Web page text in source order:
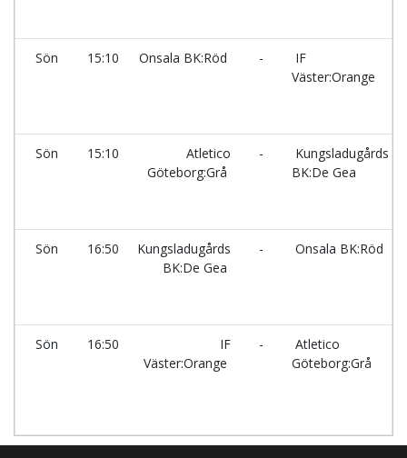
Sön 15:10 Onsala BK:Röd -
IF
Väster:Orange
Sön 15:10
Atletico
Göteborg:Grå
-
Kungsladugårds
BK:De Gea
Sön 16:50
Kungsladugårds
BK:De Gea
- Onsala BK:Röd
Sön 16:50
IF
Väster:Orange
-
Atletico
Göteborg:Grå